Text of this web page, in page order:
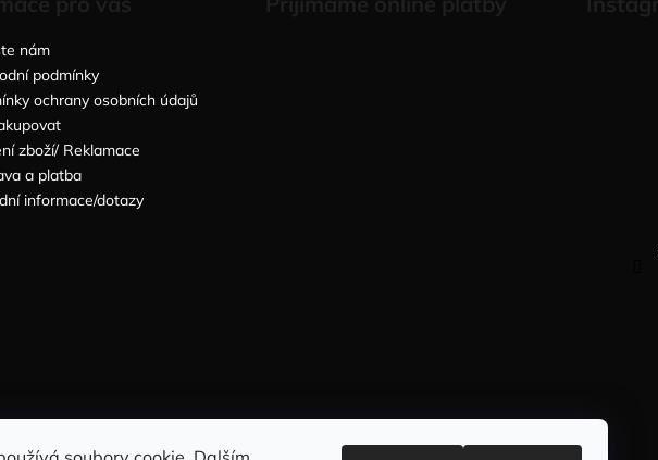
nám
podmínky
ochrany osobních údajů
zboží/ Reklamace
a platba
informace/dotazy
Sleduj nás na FACEBOOKU